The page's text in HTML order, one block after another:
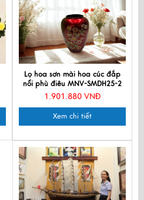
Lọ hoa sơn mài hoa cúc đắp
nổi phù điêu MNV-SMDH25-2
1.901.880 VNĐ
Xem chi tiết